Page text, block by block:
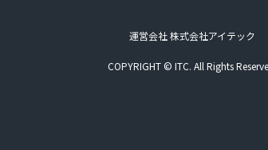
運営会社 株式会社アイテック
COPYRIGHT © ITC. All Rights